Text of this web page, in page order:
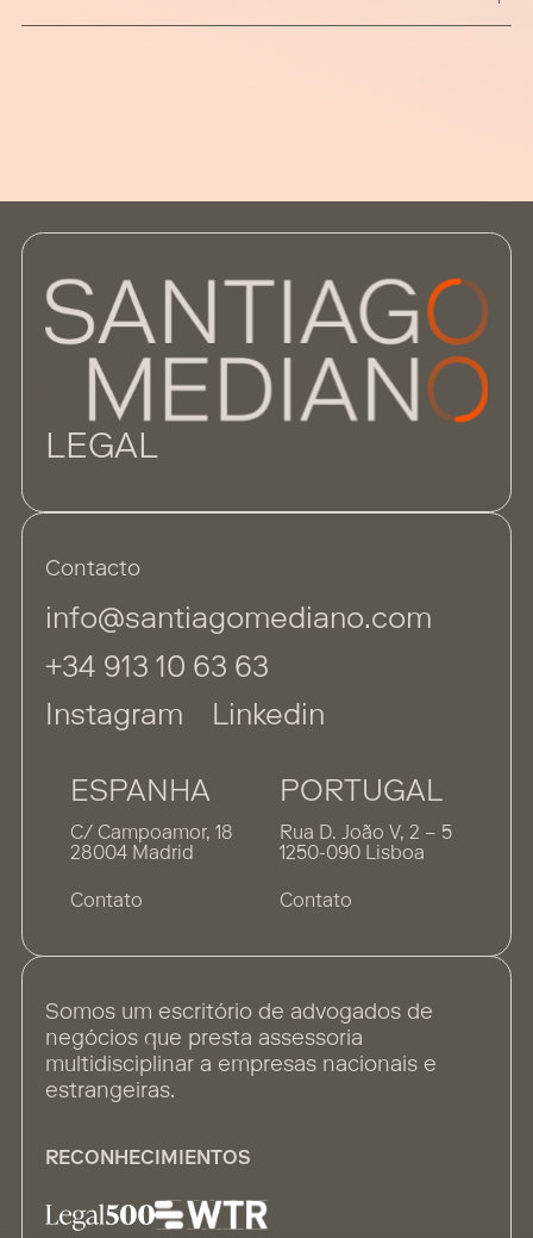
Contacto
info@santiagomediano.com
+34 913 10 63 63
Instagram
Linkedin
ESPANHA
C/ Campoamor, 18
28004 Madrid
Contato
PORTUGAL
Rua D. João V, 2 – 5
1250-090 Lisboa
Contato
LEGAL
Somos um escritório de advogados de
negócios que presta assessoria
multidisciplinar a empresas nacionais e
estrangeiras.
RECONHECIMIENTOS